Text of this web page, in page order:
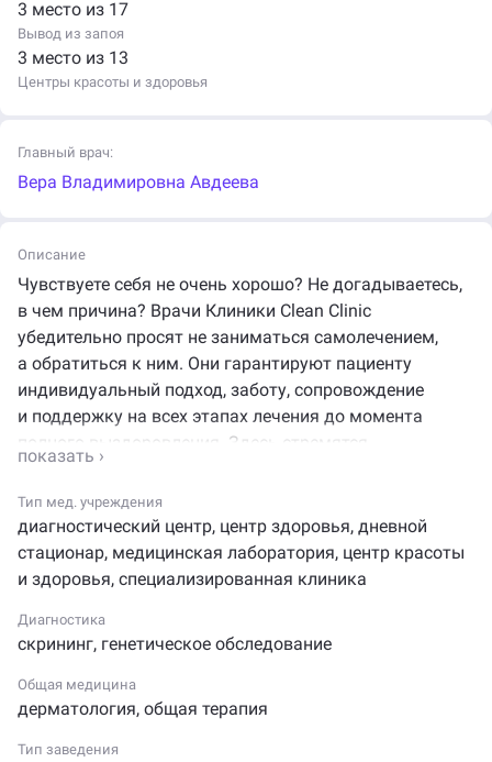
3 место из 17
Вывод из запоя
3 место из 13
Центры красоты и здоровья
Главный врач:
Вера Владимировна Авдеева
Описание
Чувствуете себя не очень хорошо? Не догадываетесь,
в чем причина? Врачи Клиники Clean Clinic
убедительно просят не заниматься самолечением,
а обратиться к ним. Они гарантируют пациенту
индивидуальный подход, заботу, сопровождение
и поддержку на всех этапах лечения до момента
полного выздоровления. Здесь стремятся
не отставать от мировых стандартов, и поэтому
избавили клиентов от необходимости стоять
в длинных очередях, а для тех, кто прибыл на прием
раньше назначенного времени, оборудовали
комфортную зону ожидания, где можно избавиться
к приему. Специалисты этого учреждения применяют
в своей работе наиболее эффективные и новые
технологии, техническое оснащение и материалы
надежных брендов, а также регулярно повышают
Тип мед. учреждения
диагностический центр, центр здоровья, дневной
стационар, медицинская лаборатория, центр красоты
и здоровья, специализированная клиника
Диагностика
скрининг, генетическое обследование
Общая медицина
дерматология, общая терапия
Тип заведения